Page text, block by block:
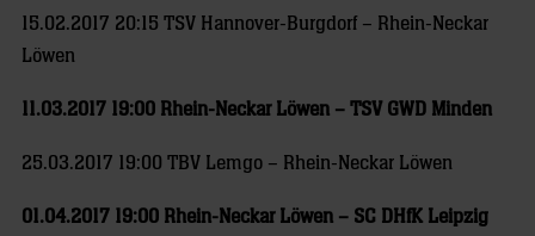
15.02.2017 20:15 TSV Hannover-Burgdorf – Rhein-Neckar
Löwen
11.03.2017 19:00 Rhein-Neckar Löwen – TSV GWD Minden
25.03.2017 19:00 TBV Lemgo – Rhein-Neckar Löwen
01.04.2017 19:00 Rhein-Neckar Löwen – SC DHfK Leipzig